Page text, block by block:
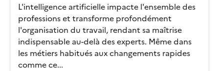
L'intelligence artificielle impacte l'ensemble des
professions et transforme profondément
l'organisation du travail, rendant sa maîtrise
indispensable au-delà des experts. Même dans
les métiers habitués aux changements rapides
comme ce...